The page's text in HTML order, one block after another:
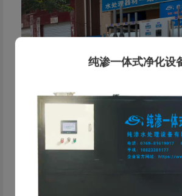
纯渗一体式净化设
纯渗·水处理解决方案服务商 东莞市纯